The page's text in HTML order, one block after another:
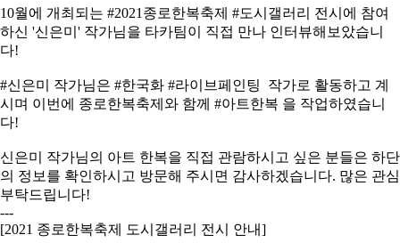
10월에 개최되는 #2021종로한복축제 #도시갤러리 전시에 참여
하신 '신은미' 작가님을 타카팀이 직접 만나 인터뷰해보았습니
다!
#신은미 작가님은 #한국화 #라이브페인팅 작가로 활동하고 계
시며 이번에 종로한복축제와 함께 #아트한복 을 작업하였습니
다!
신은미 작가님의 아트 한복을 직접 관람하시고 싶은 분들은 하단
의 정보를 확인하시고 방문해 주시면 감사하겠습니다. 많은 관심
부탁드립니다!
---
[2021 종로한복축제 도시갤러리 전시 안내]